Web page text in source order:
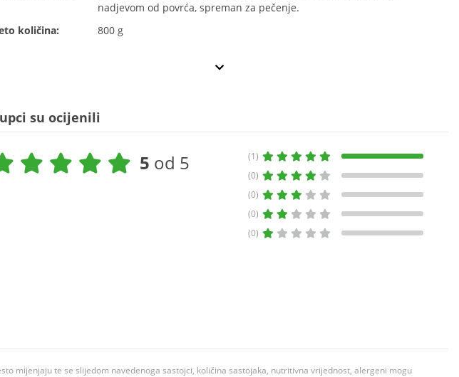
nadjevom od povrća, spreman za pečenje.
količina:
800 g
su ocijenili
5 od 5
(1)
(0)
(0)
(0)
(0)
mijenjaju te se slijedom navedenoga sastojci, količina sastojaka, nutritivna vrijednost, alergeni mogu